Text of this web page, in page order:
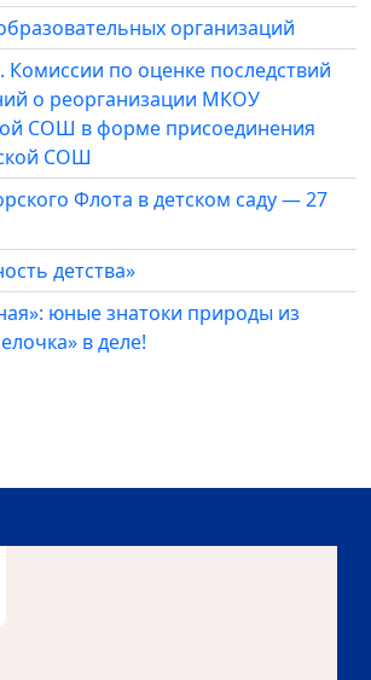
организаций
по оценке последствий
о реорганизации МКОУ
СОШ в форме присоединения
СОШ
Флота в детском саду — 27
детства»
юные знатоки природы из
в деле!